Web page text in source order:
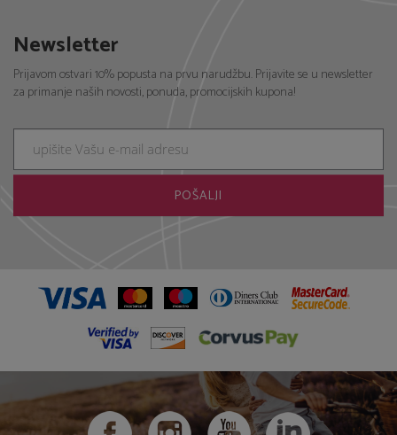
Newsletter
Prijavom ostvari 10% popusta na prvu narudžbu. Prijavite se u newsletter
za primanje naših novosti, ponuda, promocijskih kupona!